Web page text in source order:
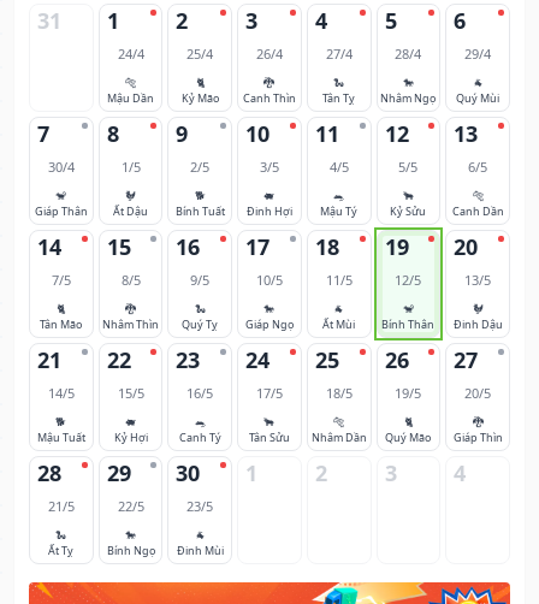
31 1
24/4
🐅
Mậu Dần
2
25/4
🐈
Kỷ Mão
3
26/4
🐉
Canh Thìn
4
27/4
🐍
Tân Tỵ
5
28/4
🐎
Nhâm Ngọ
6
29/4
🐐
Quý Mùi
7
30/4
🐒
Giáp Thân
8
1/5
🐓
Ất Dậu
9
2/5
🐕
Bính Tuất
10
3/5
🐖
Đinh Hợi
11
4/5
🐀
Mậu Tý
12
5/5
🐂
Kỷ Sửu
13
6/5
🐅
Canh Dần
14
7/5
🐈
Tân Mão
15
8/5
🐉
Nhâm Thìn
16
9/5
🐍
Quý Tỵ
17
10/5
🐎
Giáp Ngọ
18
11/5
🐐
Ất Mùi
19
12/5
🐒
Bính Thân
20
13/5
🐓
Đinh Dậu
21
14/5
🐕
Mậu Tuất
22
15/5
🐖
Kỷ Hợi
23
16/5
🐀
Canh Tý
24
17/5
🐂
Tân Sửu
25
18/5
🐅
Nhâm Dần
26
19/5
🐈
Quý Mão
27
20/5
🐉
Giáp Thìn
28
21/5
🐍
Ất Tỵ
29
22/5
🐎
Bính Ngọ
30
23/5
🐐
Đinh Mùi
1 2 3 4